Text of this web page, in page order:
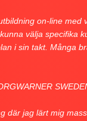
on-line med
välja specifika
i sin takt. Många
där jag lärt mig